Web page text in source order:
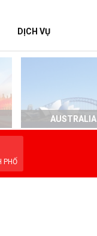
DỊCH VỤ
AUSTRALIA
PHỐ